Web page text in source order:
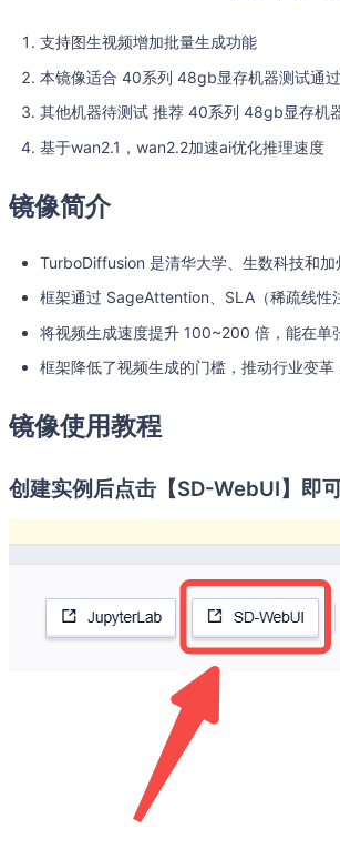
支持图生视频增加批量生成功能
本镜像适合 40系列 48gb显存机器测试通
其他机器待测试 推荐 40系列 48gb显存机
基于wan2.1，wan2.2加速ai优化推理速度
镜像简介
TurboDiffusion 是清华大学、生数科技和
框架通过 SageAttention、SLA（稀疏线性
将视频生成速度提升 100~200 倍，能在
框架降低了视频生成的门槛，推动行业变
镜像使用教程
创建实例后点击【SD-WebUI】即